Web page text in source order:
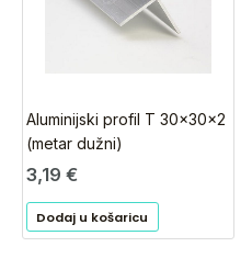
Aluminijski profil T 30x30x2
(metar dužni)
3,19 €
Dodaj u košaricu